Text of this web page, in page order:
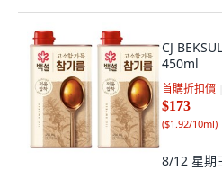
CJ
450ml
首購折扣價
$173
($1.92/10ml)
8/12 星期